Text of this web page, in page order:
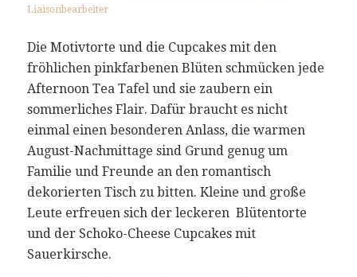
Liaisonbearbeiter
Die Motivtorte und die Cupcakes mit den
fröhlichen pinkfarbenen Blüten schmücken jede
Afternoon Tea Tafel und sie zaubern ein
sommerliches Flair. Dafür braucht es nicht
einmal einen besonderen Anlass, die warmen
August-Nachmittage sind Grund genug um
Familie und Freunde an den romantisch
dekorierten Tisch zu bitten. Kleine und große
Leute erfreuen sich der leckeren Blütentorte
und der Schoko-Cheese Cupcakes mit
Sauerkirsche.